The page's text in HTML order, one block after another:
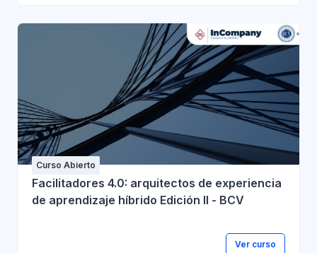
Curso Abierto
Facilitadores 4.0: arquitectos de experiencia
de aprendizaje híbrido Edición II - BCV
Ver curso